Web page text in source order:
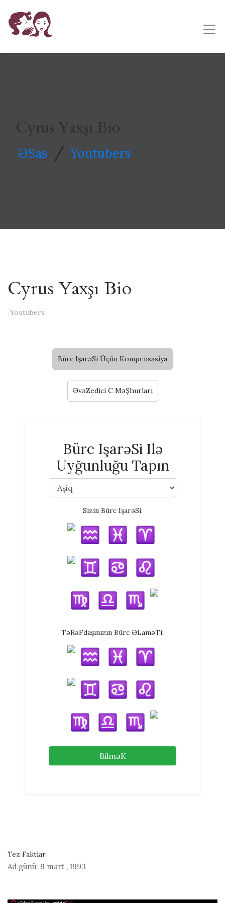
Cyrus Yaxşı Bio
ƏSas / Youtubers
Cyrus Yaxşı Bio
Youtubers
Bürc IşarəSi Üçün Kompensasiya
ƏvəZedici C MəŞhurları
Bürc IşarəSi Ilə
Uyğunluğu Tapın
Sizin Bürc IşarəSi:
TəRəFdaşınızın Bürc ƏLaməTi:
BilməK
Tez Faktlar
Ad günü: 9 mart , 1993